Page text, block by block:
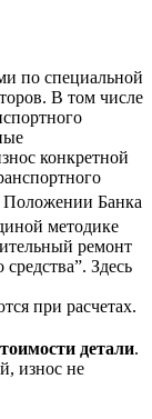
по специальной
В том числе
конкретной
Положении Банка
методике
ремонт
Здесь
при расчетах.
детали.
износ не